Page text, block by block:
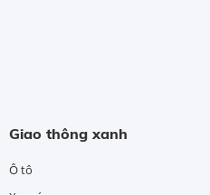
Giao thông xanh
Ô tô